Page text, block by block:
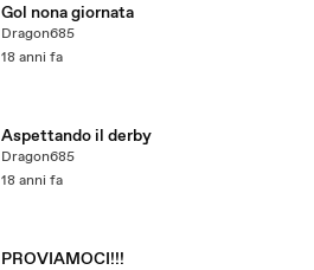
Gol nona giornata
Dragon685
18 anni fa
Aspettando il derby
Dragon685
18 anni fa
PROVIAMOCI!!!